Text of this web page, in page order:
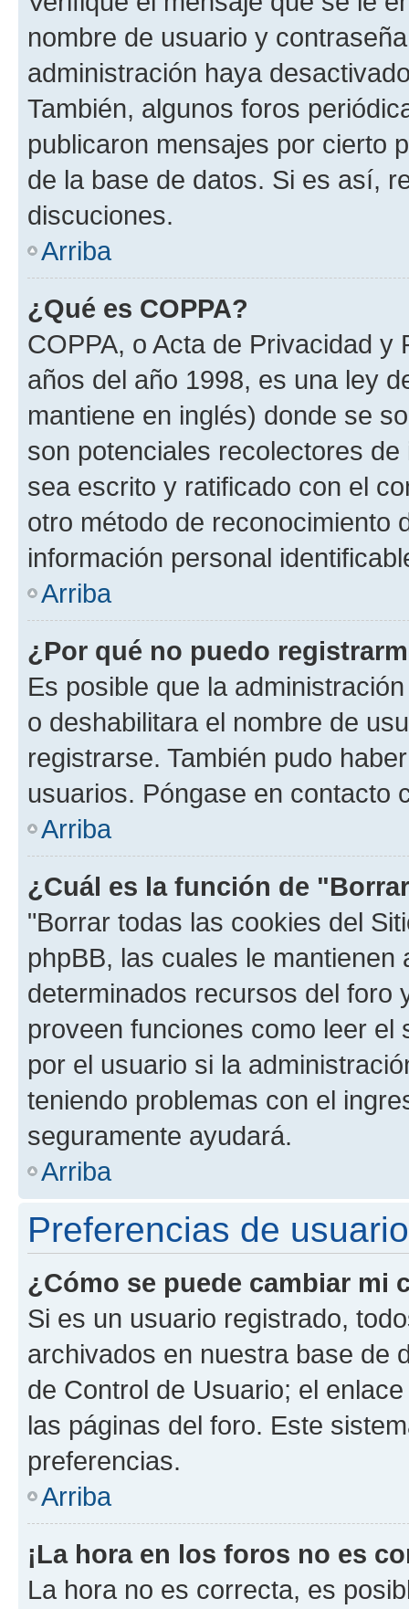
nombre de usuario y
administración haya
También, algunos foros
publicaron mensajes por cierto
de la base de datos. Si es así,
discuciones.
Arriba
¿Qué es COPPA?
COPPA, o Acta de Privacidad
años del año 1998, es una ley
mantiene en inglés) donde se
son potenciales recolectores
sea escrito y ratificado con el
otro método de reconocimiento
información personal
Arriba
¿Por qué no puedo
Es posible que la
o deshabilitara el nombre de
registrarse. También pudo
usuarios. Póngase en contacto
Arriba
¿Cuál es la función de
"Borrar todas las cookies del
phpBB, las cuales le
determinados recursos del foro
proveen funciones como leer el
por el usuario si la
teniendo problemas con el
seguramente ayudará.
Arriba
Preferencias de
¿Cómo se puede cambiar mi
Si es un usuario registrado,
archivados en nuestra base de
de Control de Usuario; el
las páginas del foro. Este
preferencias.
Arriba
¡La hora en los foros no es
La hora no es correcta, es